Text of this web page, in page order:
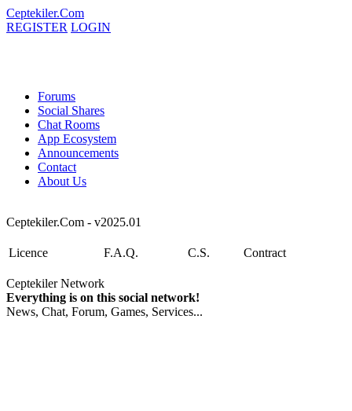
Ceptekiler.Com
REGISTER LOGIN
Forums
Social Shares
Chat Rooms
App Ecosystem
Announcements
Contact
About Us
Ceptekiler.Com - v2025.01
Licence F.A.Q. C.S. Contract
Ceptekiler Network
Everything is on this social network!
News, Chat, Forum, Games, Services...